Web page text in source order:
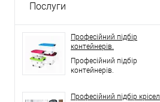
Послуги
Професійний підбір
контейнерів.
Професійний підбір
контейнерів.
Професійний підбір крісел